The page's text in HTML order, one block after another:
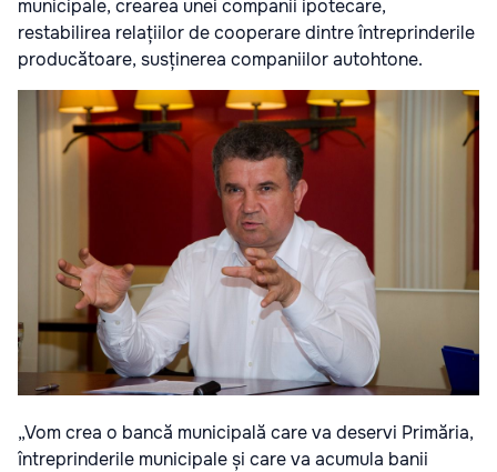
municipale, crearea unei companii ipotecare,
restabilirea relațiilor de cooperare dintre întreprinderile
producătoare, susținerea companiilor autohtone.
„Vom crea o bancă municipală care va deservi Primăria,
întreprinderile municipale și care va acumula banii